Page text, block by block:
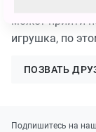
может прийти
игрушка, по
ПОЗВАТЬ
Подпишитесь на